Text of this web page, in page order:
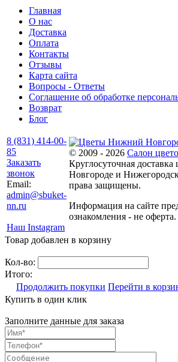
Главная
О нас
Доставка
Оплата
Контакты
Отзывы
Карта сайта
Вопросы - Ответы
Соглашение об обработке
Возврат
Блог
8 (831) 414-00-
85
Заказать
звонок
Email:
admin@sbuket-
nn.ru
Наш Instagram
© 2009 - 2026 Салон
Круглосуточная
Новгороде и
права защищены.
Информация на сайте
ознакомления - не оферта.
Товар добавлен в корзину
Кол-во:
Итого:
Продолжить покупки Перейти в
Купить в один клик
Заполните данные для заказа